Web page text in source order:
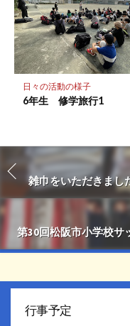
日々の活動の様子
6年生 修学旅行1
雑巾をいただきまし
第30回松阪市小学校サ
行事予定